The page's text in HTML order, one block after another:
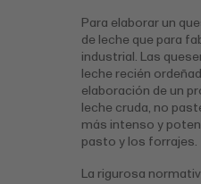
Para elaborar un
de leche que para
industrial. Las
leche recién
elaboración de un
leche cruda, no
más intenso y
pasto y los forrajes.
La rigurosa